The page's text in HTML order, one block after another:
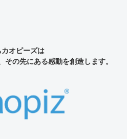
オピーズは
の先にある感動を創造します。